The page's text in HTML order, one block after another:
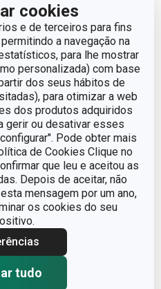
cookies
e de terceiros para fins
a navegação na
para lhe mostrar
personalizada) com base
dos seus hábitos de
para otimizar a web
dos produtos adquiridos
gerir ou desativar esses
Pode obter mais
de Cookies Clique no
que leu e aceitou as
Depois de aceitar, não
mensagem por um ano,
os cookies do seu
tudo
facas
PRESTO
plástico, aço
inoxidável
Faca de bife